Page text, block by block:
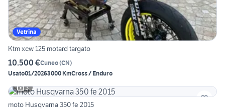
Vetrina
Ktm xcw 125 motard targato
10.500 €Cuneo(CN)
Usato01/20263000 KmCross / Enduro
3
moto Husqvarna 350 fe 2015